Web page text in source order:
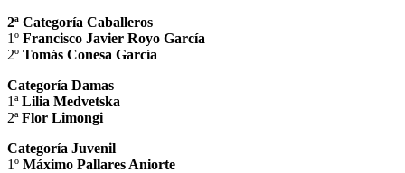
2ª Categoría Caballeros
1º Francisco Javier Royo García
2º Tomás Conesa García
Categoría Damas
1ªLilia Medvetska
2ªFlor Limongi
Categoría Juvenil
1º Máximo Pallares Aniorte